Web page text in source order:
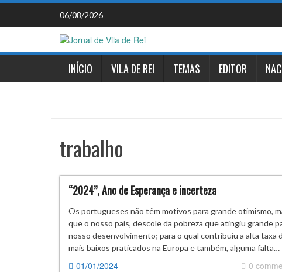
Skip
content
06/08/2026
INÍCIO VILA DE REI TEMAS EDITOR
trabalho
“2024”, Ano de Esperança e incerteza
Os portugueses não têm motivos para grande otimismo,
que o nosso país, descole da pobreza que atingiu grande
nosso desenvolvimento; para o qual contribuiu a alta taxa
mais baixos praticados na Europa e também, alguma falta…
01/01/2024 0